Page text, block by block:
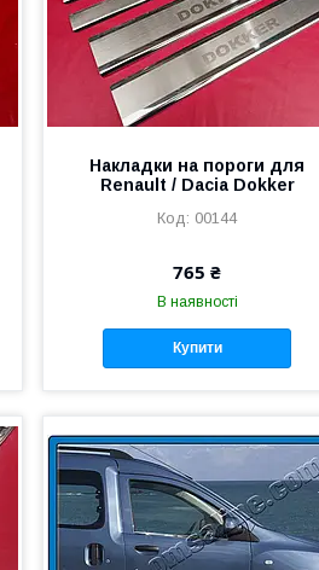
Накладки на пороги для
Renault / Dacia Dokker
00144
765 ₴
В наявності
Купити